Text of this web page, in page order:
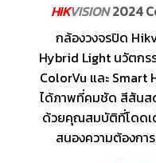
HIKVISION2024
กล้องวงจรปิด
Hybrid Light นวัตกร
ColorVu และ Smart
ได้ภาพที่คมชัด สีสันส
ด้วยคุณสมบัติที่โดดเ
สนองความต้องกา